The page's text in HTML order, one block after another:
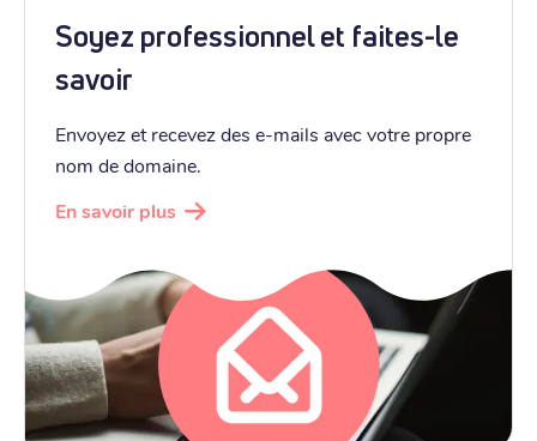
Soyez professionnel et faites-le
savoir
Envoyez et recevez des e-mails avec votre propre
nom de domaine.
En savoir plus